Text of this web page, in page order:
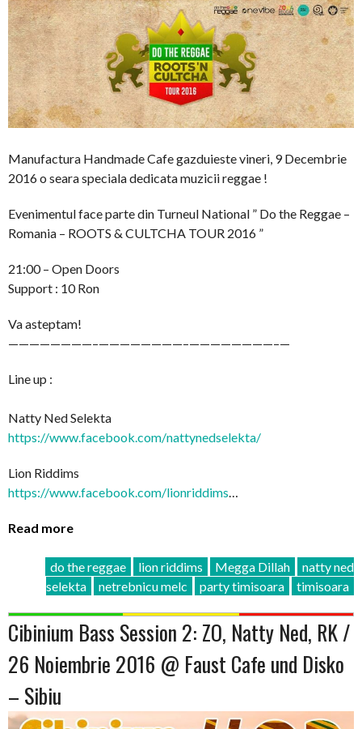
Manufactura Handmade Cafe gazduieste vineri, 9 Decembrie
2016 o seara speciala dedicata muzicii reggae !
Evenimentul face parte din Turneul National ” Do the Reggae –
Romania – ROOTS & CULTCHA TOUR 2016 ”
21:00 – Open Doors
Support : 10 Ron
Va asteptam!
————————–————————–————————–—
Line up :
Natty Ned Selekta
https://www.facebook.com/nattynedselekta/
Lion Riddims
https://www.facebook.com/lionriddims…
Read more
do the reggae lion riddims Megga Dillah
natty ned
selekta
netrebnicu melc party timisoara timisoara
Cibinium Bass Session 2: ZO, Natty Ned, RK /
26 Noiembrie 2016 @ Faust Cafe und Disko
– Sibiu